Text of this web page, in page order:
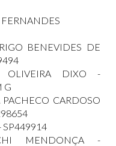
BENEVIDES DE
OLIVEIRA DIXO -
G
CARDOSO
SP449914
MENDONÇA -